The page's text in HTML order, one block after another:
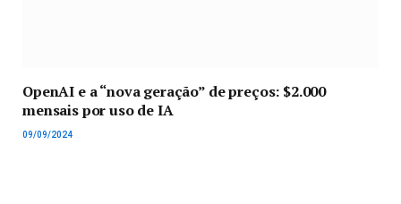
OpenAI e a “nova geração” de preços: $2.000
mensais por uso de IA
09/09/2024